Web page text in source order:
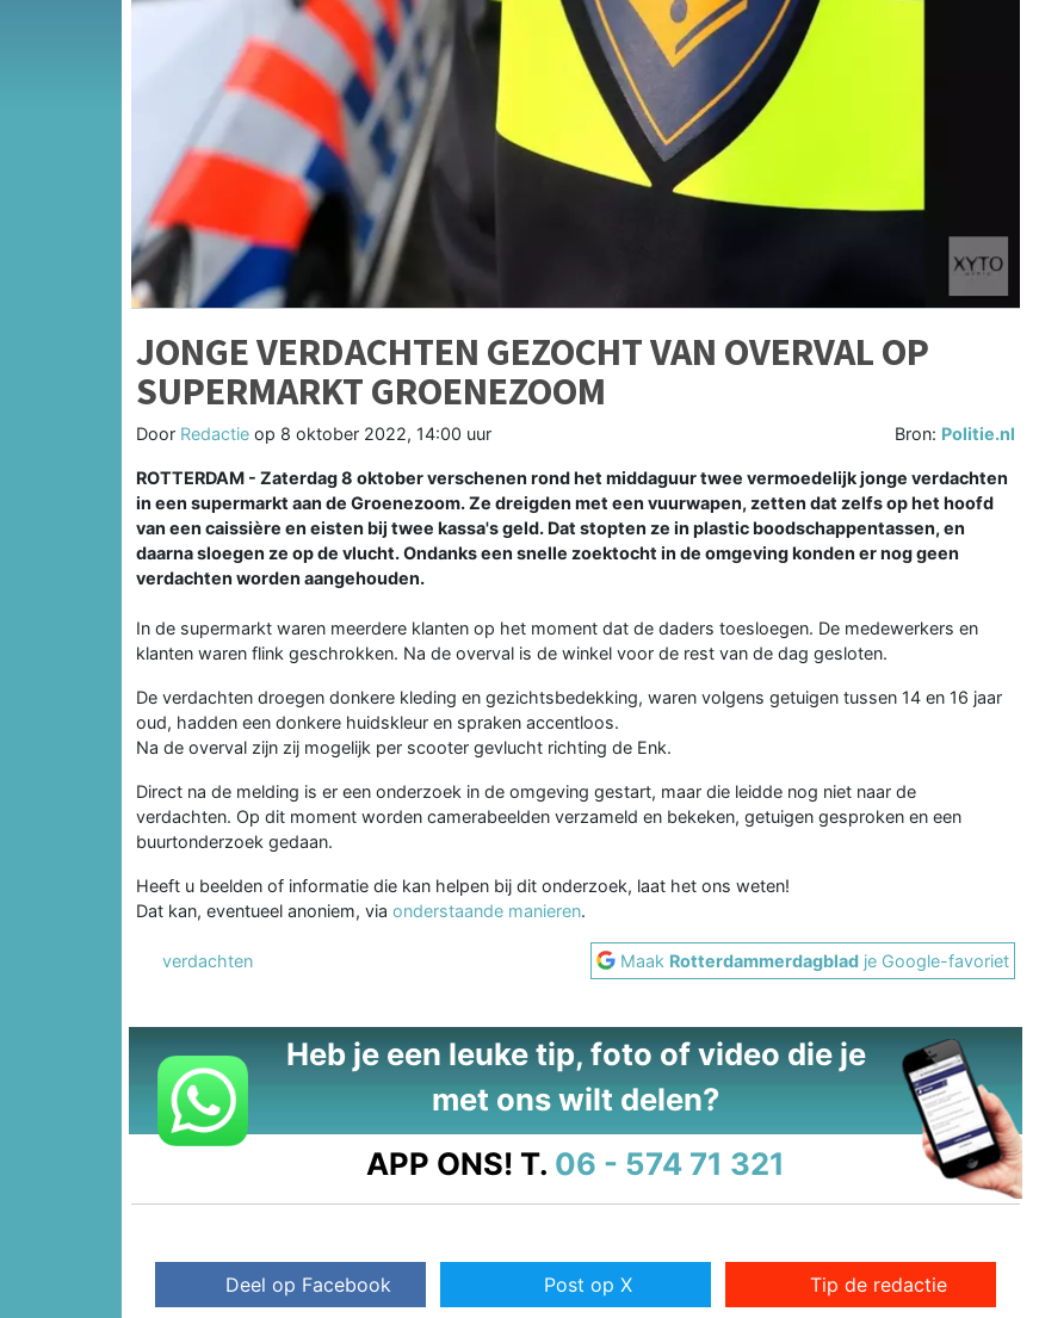
JONGE VERDACHTEN GEZOCHT VAN OVERVAL OP
SUPERMARKT GROENEZOOM
Door Redactie op 8 oktober 2022, 14:00 uur Bron: Politie.nl
ROTTERDAM - Zaterdag 8 oktober verschenen rond het middaguur twee vermoedelijk jonge verdachten
in een supermarkt aan de Groenezoom. Ze dreigden met een vuurwapen, zetten dat zelfs op het hoofd
van een caissière en eisten bij twee kassa's geld. Dat stopten ze in plastic boodschappentassen, en
daarna sloegen ze op de vlucht. Ondanks een snelle zoektocht in de omgeving konden er nog geen
verdachten worden aangehouden.
In de supermarkt waren meerdere klanten op het moment dat de daders toesloegen. De medewerkers en
klanten waren flink geschrokken. Na de overval is de winkel voor de rest van de dag gesloten.
De verdachten droegen donkere kleding en gezichtsbedekking, waren volgens getuigen tussen 14 en 16 jaar
oud, hadden een donkere huidskleur en spraken accentloos.
Na de overval zijn zij mogelijk per scooter gevlucht richting de Enk.
Direct na de melding is er een onderzoek in de omgeving gestart, maar die leidde nog niet naar de
verdachten. Op dit moment worden camerabeelden verzameld en bekeken, getuigen gesproken en een
buurtonderzoek gedaan.
Heeft u beelden of informatie die kan helpen bij dit onderzoek, laat het ons weten!
Dat kan, eventueel anoniem, via onderstaande manieren.
verdachten Maak Rotterdammerdagblad je Google-favoriet
Heb je een leuke tip, foto of video die je
met ons wilt delen?
APP ONS! T. 06 - 574 71 321
Deel op Facebook Post op X Tip de redactie